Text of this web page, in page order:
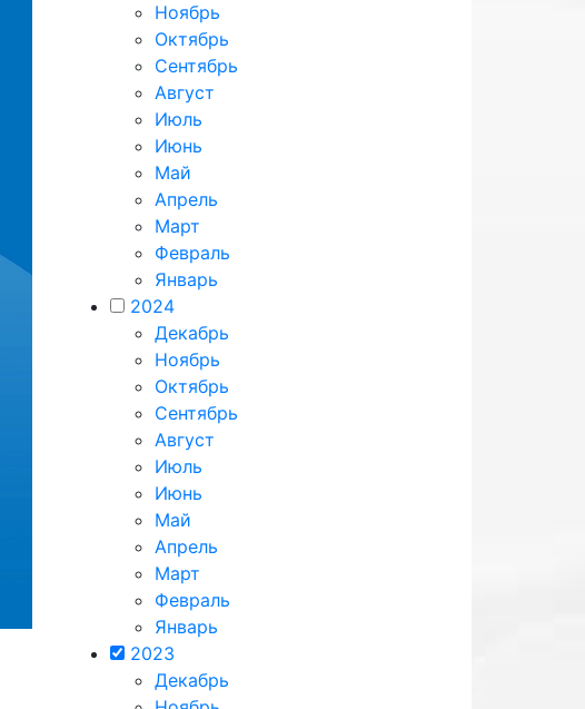
Ноябрь
Октябрь
Сентябрь
Август
Июль
Июнь
Май
Апрель
Март
Февраль
Январь
2024
Декабрь
Ноябрь
Октябрь
Сентябрь
Август
Июль
Июнь
Май
Апрель
Март
Февраль
Январь
2023
Декабрь